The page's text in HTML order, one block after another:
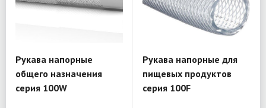
Рукава напорные
общего назначения
серия 100W
Рукава напорные для
пищевых продуктов
серия 100F